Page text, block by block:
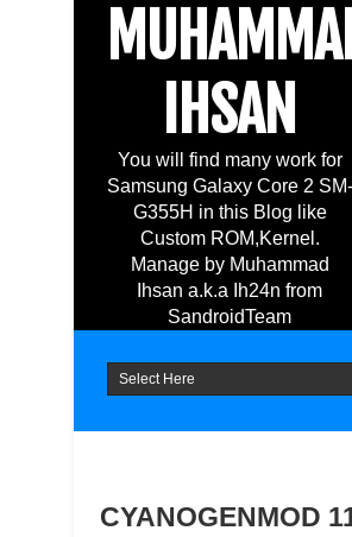
IHSAN
You will find many work for
Samsung Galaxy Core 2 SM-
G355H in this Blog like
Custom ROM,Kernel.
Manage by Muhammad
Ihsan a.k.a Ih24n from
SandroidTeam
CYANOGENMOD